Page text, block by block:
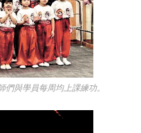
與學員每周均上課練功。